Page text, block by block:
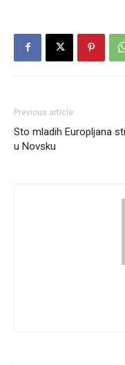
Previous article
Sto mladih Europljana
u Novsku